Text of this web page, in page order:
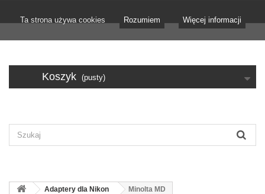
Ta strona używa cookies Rozumiem Więcej informacji
Koszyk (pusty)
Adaptery dla Nikon Minolta MD